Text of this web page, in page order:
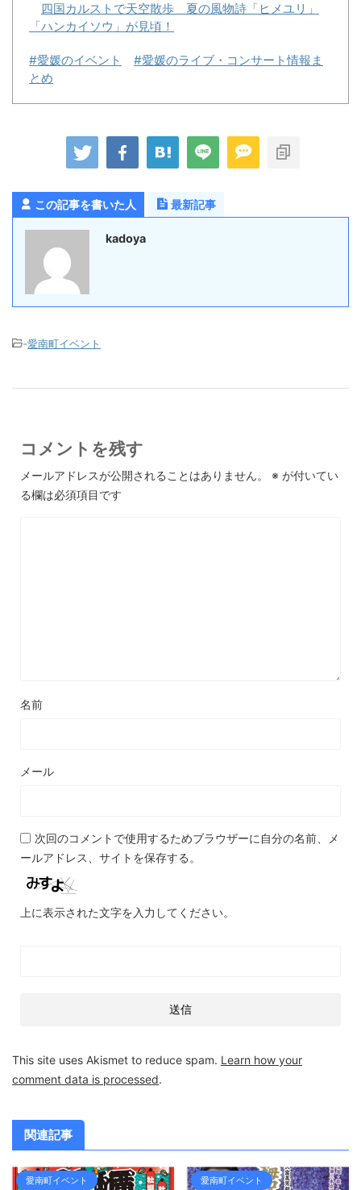
四国カルストで天空散歩 夏の風物詩「ヒメユリ」
「ハンカイソウ」が見頃！
#愛媛のイベント
#愛媛のライブ・コンサート情報ま
とめ
この記事を書いた人 最新記事
kadoya
-愛南町イベント
コメントを残す
メールアドレスが公開されることはありません。 ※ が付いてい
る欄は必須項目です
名前
メール
次回のコメントで使用するためブラウザーに自分の名前、メ
ールアドレス、サイトを保存する。
上に表示された文字を入力してください。
This site uses Akismet to reduce spam. Learn how your
comment data is processed.
関連記事
愛南町イベント 愛南町イベント